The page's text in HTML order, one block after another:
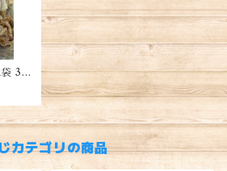
30
Mự
カテゴリの商品